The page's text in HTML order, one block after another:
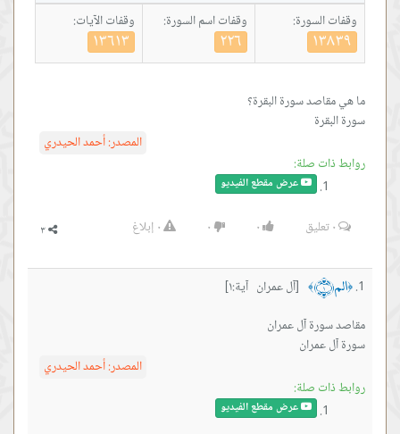
وقفات السورة:
١٣٨٣٩
وقفات اسم السورة:
٢٢٦
وقفات الآيات:
١٣٦١٣
سورة البقرة
المصدر:أحمد الحيدري
روابط ذات صلة:
عرض مقطع الفيديو
٠تعليق ٠ ٠ ٠ إبلاغ
﴿الم ﴿١﴾ ﴾
[آل عمران آية:١]
سورة آل عمران
المصدر:أحمد الحيدري
روابط ذات صلة:
عرض مقطع الفيديو